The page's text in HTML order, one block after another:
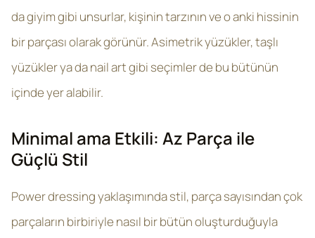
da giyim gibi unsurlar, kişinin tarzının ve o anki hissinin
bir parçası olarak görünür. Asimetrik yüzükler, taşlı
yüzükler ya da nail art gibi seçimler de bu bütünün
içinde yer alabilir.
Minimal ama Etkili: Az Parça ile
Güçlü Stil
Power dressing yaklaşımında stil, parça sayısından çok
parçaların birbiriyle nasıl bir bütün oluşturduğuyla